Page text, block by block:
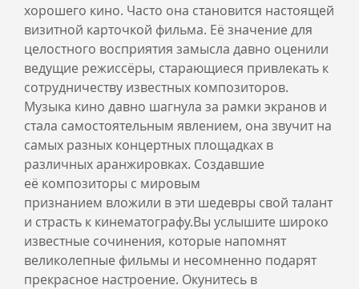
хорошего кино. Часто она становится настоящей
визитной карточкой фильма. Её значение для
целостного восприятия замысла давно оценили
ведущие режиссёры, старающиеся привлекать к
сотрудничеству известных композиторов.
Музыка кино давно шагнула за рамки экранов и
стала самостоятельным явлением, она звучит на
самых разных концертных площадках в
различных аранжировках. Создавшие
её композиторы с мировым
признанием вложили в эти шедевры свой талант
и страсть к кинематографу.Вы услышите широко
известные сочинения, которые напомнят
великолепные фильмы и несомненно подарят
прекрасное настроение. Окунитесь в